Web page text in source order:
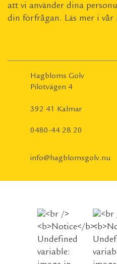
att vi använder dina
din förfrågan. Läs mer i vår
Hagbloms Golv
Pilotvägen 4
392 41 Kalmar
0480-44 28 20
info@hagblomsgolv.nu